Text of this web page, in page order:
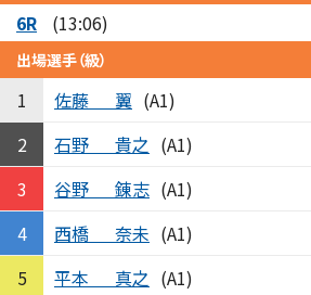
6R (13:06)
出場選手（級）
1 佐藤 翼 (A1)
2
石野 貴之 (A1)
3
谷野 錬志 (A1)
4
西橋 奈未 (A1)
5
平本 真之 (A1)